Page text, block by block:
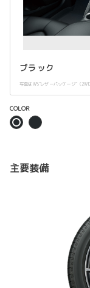
ブラック
写真はWS“レザーパッケージ”（
COLOR
主要装備